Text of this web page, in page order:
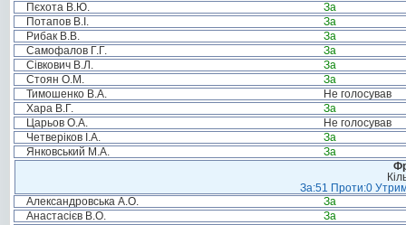
Пєхота В.Ю.
За
Потапов В.І.
За
Рибак В.В.
За
Самофалов Г.Г.
За
Сівкович В.Л.
За
Стоян О.М.
За
Тимошенко В.А.
Не голосував
Хара В.Г.
За
Царьов О.А.
Не голосував
Четверіков І.А.
За
Янковський М.А.
За
За:51 Проти:0
Александровська А.О.
За
Анастасієв В.О.
За